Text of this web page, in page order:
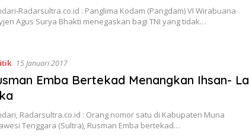
Radarsultra.co.id : Panglima Kodam (Pangdam) VI Wirabuana
Agus Surya Bhakti menegaskan bagi TNI yang tidak…
15 Januari 2017
Emba Bertekad Menangkan Ihsan- La
Radarsultra.co.id : Orang nomor satu di Kabupaten Muna
Tenggara (Sultra), Rusman Emba bertekad…